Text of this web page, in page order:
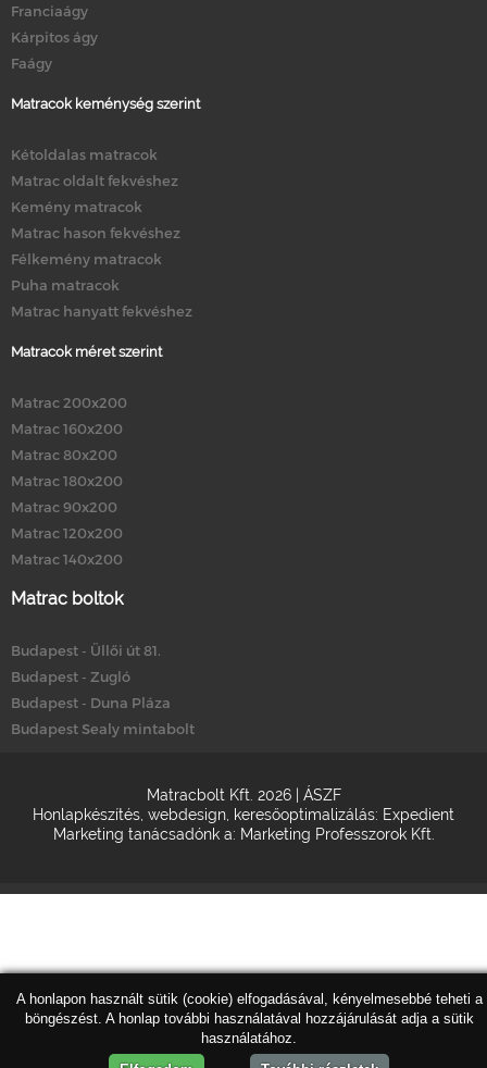
Franciaágy
Kárpitos ágy
Faágy
Matracok keménység szerint
Kétoldalas matracok
Matrac oldalt fekvéshez
Kemény matracok
Matrac hason fekvéshez
Félkemény matracok
Puha matracok
Matrac hanyatt fekvéshez
Matracok méret szerint
Matrac 200x200
Matrac 160x200
Matrac 80x200
Matrac 180x200
Matrac 90x200
Matrac 120x200
Matrac 140x200
Matrac boltok
Budapest - Üllői út 81.
Budapest - Zugló
Budapest - Duna Pláza
Budapest Sealy mintabolt
Matracbolt Kft. 2026 | ÁSZF
Honlapkészítés webdesign keresőoptimalizálás: Expedient
Marketing tanácsadónk a: Marketing Professzorok Kft.
A honlapon használt sütik (cookie) elfogadásával, kényelmesebbé teheti a
böngészést. A honlap további használatával hozzájárulását adja a sütik
használatához.